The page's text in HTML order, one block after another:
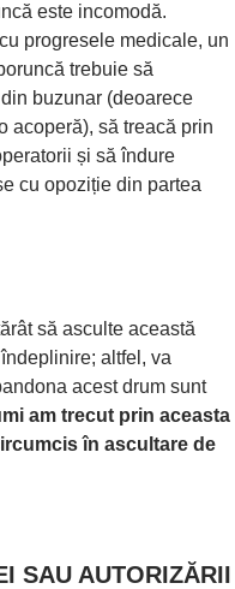
este incomodă.
progresele medicale, un
trebuie să
buzunar (deoarece
acoperă), să treacă prin
și să îndure
cu opoziție din partea
să asculte această
altfel, va
acest drum sunt
am trecut prin aceasta
în ascultare de
SAU AUTORIZĂRII